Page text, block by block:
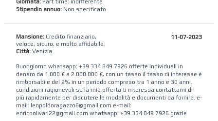
Giornata: Part time: indifferente
Stipendio annuo: Non specificato
Mansione:Credito finanziario,
veloce, sicuro, e molto affidabile.
Città:Venizia
11-07-2023
Buongiorno whatsapp: +39 334 849 7926 offerte individuali in
denaro da 1.000 € a 2.000.000 €, con un tasso il tasso di interesse è
rimborsabile del 2% in un periodo compreso tra 1 anno e 30 anni.
condizioni ragionevoli se la mia offerta ti interessa contattami di
più rapidamente per discutere le modalità e documenti da fornire. e-
mail: leopoldoragazzo6@gmail.com e-mail:
enricoolivari22@gmail.com whatsapp: +39 334 849 7926 grazie